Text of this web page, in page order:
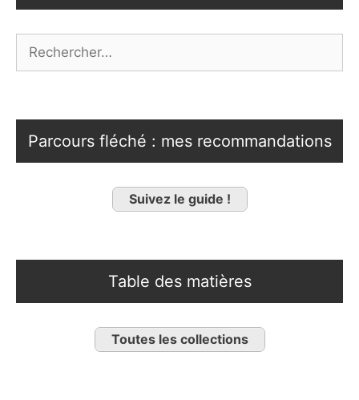
Parcours fléché : mes recommandations
Suivez le guide !
Table des matières
Toutes les collections